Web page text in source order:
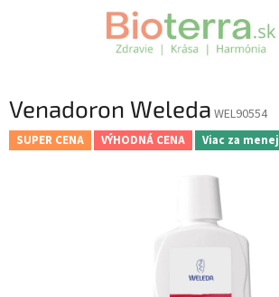
Venadoron Weleda WEL90554
SUPER CENA VÝHODNÁ CENA Viac za menej